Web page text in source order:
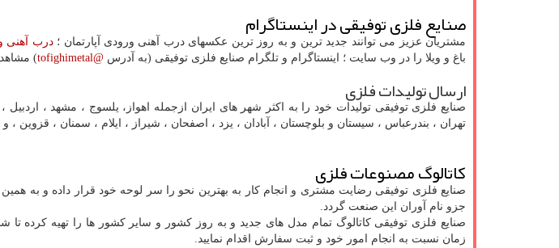
صنایع فلزی توفیقی در اینستاگرام
مشتریان عزیز می توانند جدید ترین و به روز ترین عکسهای درب آهنی ورودی آپارتمان ؛درب آهنی
باغ و ویلا را در وب سایت ؛ اینستاگرام و تلگرام صنایع فلزی توفیقی (به آدرس @tofighimetal
)
ارسال تولیدات فلزی
صنایع فلزی توفیقی تولیدات خود را به اکثر شهر های ایران ازجمله اهواز، یلسوج ، مشهد ، اردبیل
تهران ، بندرعباس ، سیستان و بلوچستان ، آبادان ، یزد ، اصفحان ، شیراز ، ایلام ، سمنان ، قزوین
کاتالوگ مصنوعات فلزی
صنایع فلزی توفیقی رضایت مشتری و انجام کار به بهترین نحو را سر لوحه خود قرار داده و به
جزو نام آوران این صنعت گردد.
صنایع فلزی توفیقی کاتالوگ تمام مدل های جدید و به روز کشور و سایر کشور ها را تهیه کرده تا
زمان نسبت به انجام امور خود و ثبت سفارش اقدام نمایید.